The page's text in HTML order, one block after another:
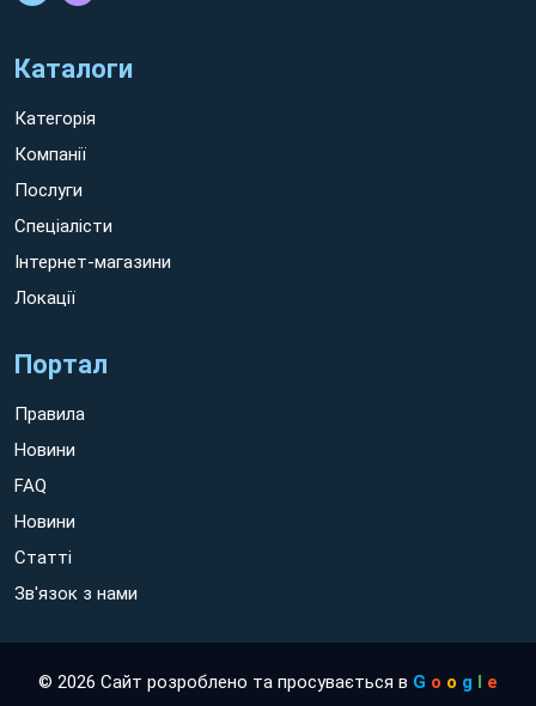
Каталоги
Категорія
Компанії
Послуги
Спеціалісти
Інтернет-магазини
Локації
Портал
Правила
Новини
FAQ
Новини
Статті
Зв'язок з нами
© 2026 Сайт розроблено та просувається в G o o g l e